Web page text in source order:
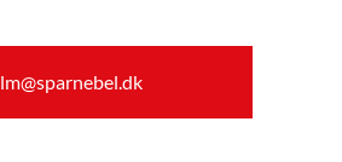
lm@sparnebel.dk